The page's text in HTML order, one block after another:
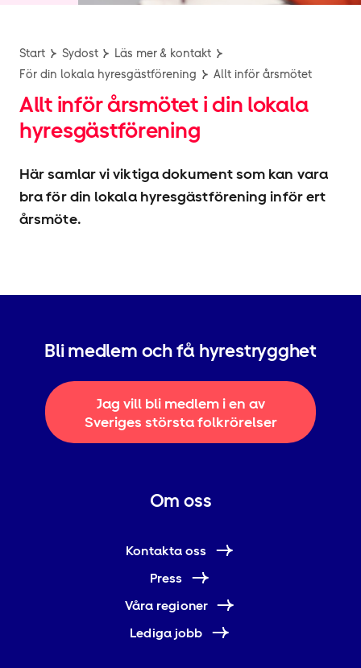
Start Sydost
Läs mer & kontakt
För din lokala hyresgäst­förening
Allt inför årsmötet
Allt inför årsmötet i din lokala
hyresgäst­förening
Här samlar vi viktiga dokument som kan vara
bra för din lokala hyresgäst­förening inför ert
årsmöte.
Bli medlem och få hyrestrygghet
Jag vill bli medlem i en av
Sveriges största folkrörelser
Om oss
Kontakta oss
Press
Våra regioner
Lediga jobb